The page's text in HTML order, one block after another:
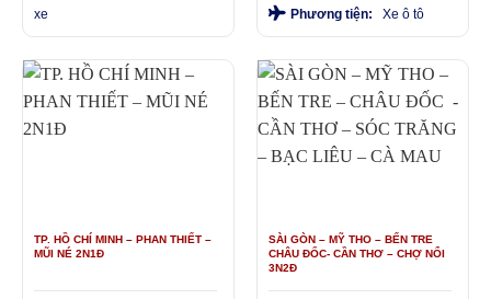
xe
Phương tiện:
Xe ô tô
TP. HỒ CHÍ MINH – PHAN THIẾT –
MŨI NÉ 2N1Đ
SÀI GÒN – MỸ THO – BẾN TRE
CHÂU ĐỐC- CẦN THƠ – CHỢ NỔI
3N2Đ